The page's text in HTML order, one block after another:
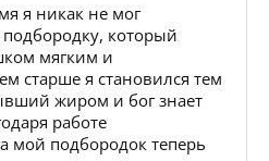
я никак не мог
который
мягким и
старше я становился тем
жиром и бог знает
работе
мой подбородок теперь